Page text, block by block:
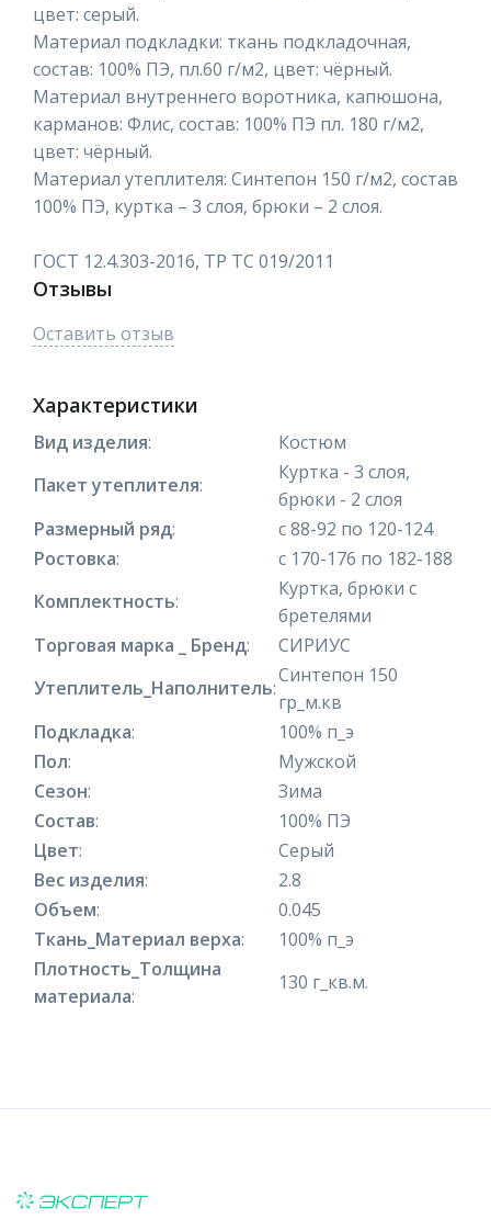
цвет: серый.
Материал подкладки: ткань подкладочная,
состав: 100% ПЭ, пл.60 г/м2, цвет: чёрный.
Материал внутреннего воротника, капюшона,
карманов: Флис, состав: 100% ПЭ пл. 180 г/м2,
цвет: чёрный.
Материал утеплителя: Синтепон 150 г/м2, состав
100% ПЭ, куртка – 3 слоя, брюки – 2 слоя.
ГОСТ 12.4.303-2016, ТР ТС 019/2011
Отзывы
Оставить отзыв
Характеристики
Вид изделия:
Костюм
Пакет утеплителя:
Куртка - 3 слоя,
брюки - 2 слоя
Размерный ряд:
с 88-92 по 120-124
Ростовка:
с 170-176 по 182-188
Комплектность:
Куртка, брюки с
бретелями
Торговая марка _ Бренд:
СИРИУС
Утеплитель_Наполнитель:
Синтепон 150
гр_м.кв
Подкладка:
100% п_э
Пол:
Мужской
Сезон:
Зима
Состав:
100% ПЭ
Цвет:
Серый
Вес изделия:
2.8
Объем:
0.045
Ткань_Материал верха:
100% п_э
Плотность_Толщина
материала:
130 г_кв.м.